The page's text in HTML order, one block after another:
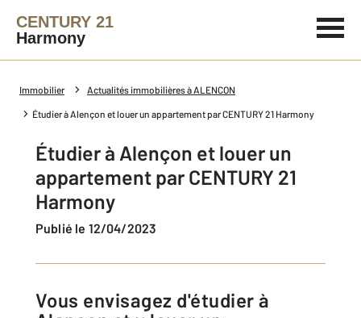
CENTURY 21
Harmony
Immobilier Actualités immobilières à ALENCON
Étudier à Alençon et louer un appartement par CENTURY 21 Harmony
Étudier à Alençon et louer un
appartement par CENTURY 21
Harmony
Publié le 12/04/2023
Vous envisagez d'étudier à